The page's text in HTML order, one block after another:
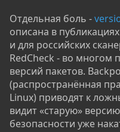
Отдельная боль -
описана в
и для российских
RedCheck - во многом
версий пакетов.
(распространённая
Linux) приводят к
видит «старую»
безопасности уже